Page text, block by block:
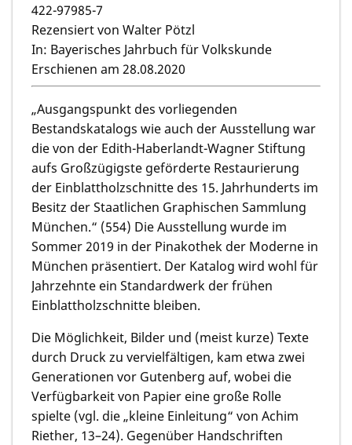
422-97985-7
Rezensiert von Walter Pötzl
In: Bayerisches Jahrbuch für Volkskunde
Erschienen am 28.08.2020
„Ausgangspunkt des vorliegenden
Bestandskatalogs wie auch der Ausstellung war
die von der Edith-Haberlandt-Wagner Stiftung
aufs Großzügigste geförderte Restaurierung
der Einblattholzschnitte des 15. Jahrhunderts im
Besitz der Staatlichen Graphischen Sammlung
München.“ (554) Die Ausstellung wurde im
Sommer 2019 in der Pinakothek der Moderne in
München präsentiert. Der Katalog wird wohl für
Jahrzehnte ein Standardwerk der frühen
Einblattholzschnitte bleiben.
Die Möglichkeit, Bilder und (meist kurze) Texte
durch Druck zu vervielfältigen, kam etwa zwei
Generationen vor Gutenberg auf, wobei die
Verfügbarkeit von Papier eine große Rolle
spielte (vgl. die „kleine Einleitung“ von Achim
Riether, 13–24). Gegenüber Handschriften